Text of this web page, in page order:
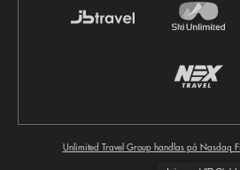
Unlimited Travel Group handlas på Nasdaq